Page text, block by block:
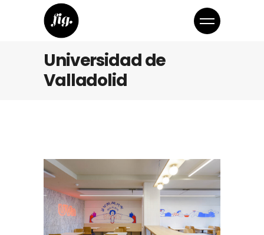
Universidad de
Valladolid